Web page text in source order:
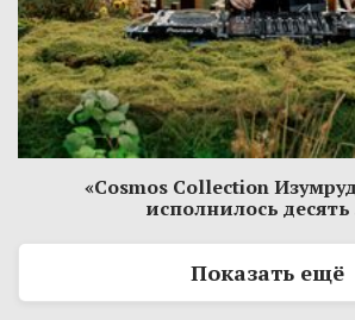
«Cosmos Collection
исполнилось десять
Показать ещё